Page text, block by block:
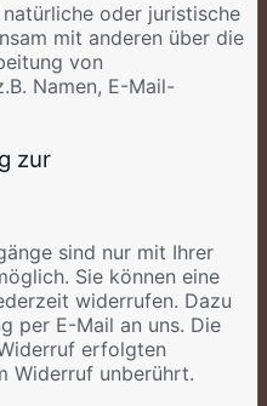
oder juristische
mit anderen über die
von
Namen, E-Mail-
zur
sind nur mit Ihrer
Sie können eine
widerrufen. Dazu
per E-Mail an uns. Die
erfolgten
Widerruf unberührt.